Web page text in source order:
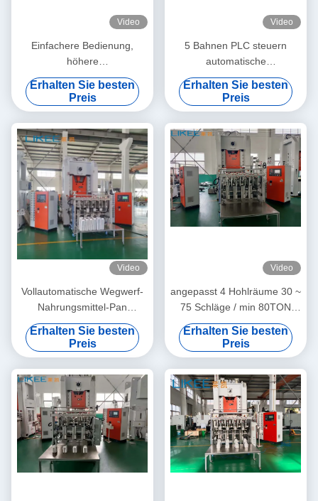
Video
Einfachere Bedienung,
höhere
Produktionskapazität,
vollautomatische
Aluminiumfolienbehälter-
Herstellungsmaschine
Erhalten Sie besten
Preis
Video
5 Bahnen PLC steuern
automatische
Aluminiumfolie-Behälter-
Herstellungsmaschine
Erhalten Sie besten
Preis
Video
Vollautomatische Wegwerf-
Nahrungsmittel-Pan
Aluminum Foil Container
Making-Maschine
Erhalten Sie besten
Preis
Video
angepasst 4 Hohlräume 30 ~
75 Schläge / min 80TON
Aluminiumfolie Behälter
Herstellung Maschine
Erhalten Sie besten
Preis